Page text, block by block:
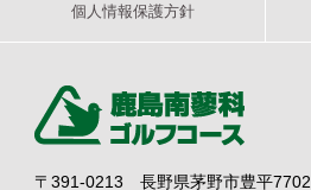
個人情報保護方針
〒391-0213 長野県茅野市豊平7702